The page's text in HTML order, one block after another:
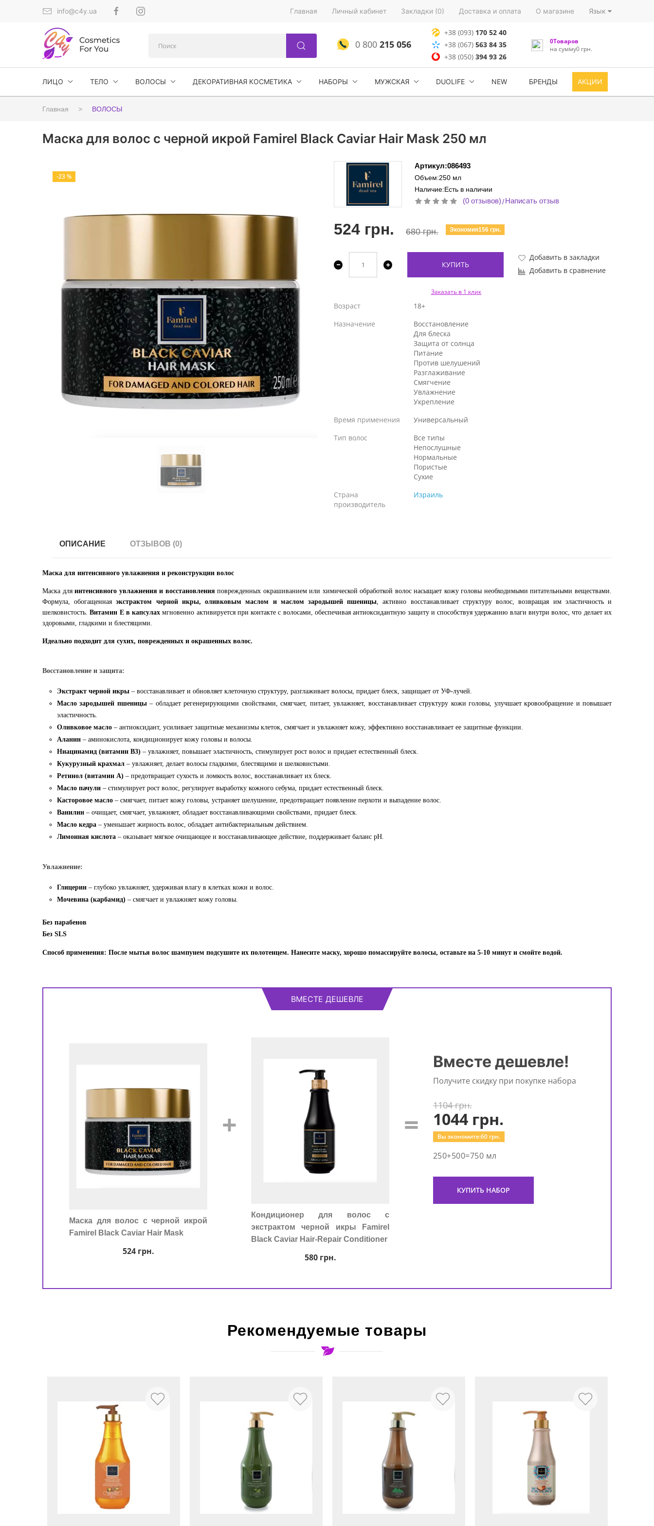
info@c4y.ua Главная Личный кабинет Закладки (0) Доставка и оплата О магазине Язык
0 800215 056
+38 (093) 170 52 40
+38 (067) 563 84 35
+38 (050)394 93 26
0Товаров
на сумму0 грн.
ЛИЦО ТЕЛО ВОЛОСЫ ДЕКОРАТИВНАЯ КОСМЕТИКА НАБОРЫ МУЖСКАЯ DUOLIFE NEW БРЕНДЫ АКЦИИ
Главная ВОЛОСЫ
Маска для волос с черной икрой Famirel Black Caviar Hair Mask 250 мл
-23 %
Артикул:086493
Объем:250 мл
Наличие:Есть в наличии
(0 отзывов)/Написать отзыв
524 грн. 680 грн. Экономия156 грн.
КУПИТЬ
Добавить в закладки
Добавить в сравнение
Заказать в 1 клик
Возраст
18+
Назначение
Восстановление
Для блеска
Защита от солнца
Питание
Против шелушений
Разглаживание
Смягчение
Увлажнение
Укрепление
Время применения
Универсальный
Тип волос
Все типы
Непослушные
Нормальные
Пористые
Сухие
Страна
производитель
Израиль
ОПИСАНИЕ ОТЗЫВОВ (0)
Маска для интенсивного увлажнения и реконструкции волос
Маска дляинтенсивного увлажнения и восстановленияповрежденных окрашиванием или химической обработкой волос насыщает кожу головы необходимыми питательными веществами.
Формула, обогащеннаяэкстрактом черной икры, оливковым маслом и маслом зародышей пшеницы, активно восстанавливает структуру волос, возвращая им эластичность и
шелковистость.Витамин E в капсулах мгновенно активируется при контакте с волосами, обеспечивая антиоксидантную защиту и способствуя удержанию влаги внутри волос, что делает их
здоровыми, гладкими и блестящими.
Идеально подходит для сухих, поврежденных и окрашенных волос.
Восстановление и защита:
Экстракт черной икры – восстанавливает и обновляет клеточную структуру, разглаживает волосы, придает блеск, защищает от УФ-лучей.
Масло зародышей пшеницы– обладает регенерирующими свойствами, смягчает, питает, увлажняет, восстанавливает структуру кожи головы, улучшает кровообращение и повышает
эластичность.
Оливковое масло – антиоксидант, усиливает защитные механизмы клеток, смягчает и увлажняет кожу, эффективно восстанавливает ее защитные функции.
Аланин – аминокислота, кондиционирует кожу головы и волосы.
Ниацинамид (витамин В3) – увлажняет, повышает эластичность, стимулирует рост волос и придает естественный блеск.
Кукурузный крахмал – увлажняет, делает волосы гладкими, блестящими и шелковистыми.
Ретинол (витамин А) – предотвращает сухость и ломкость волос, восстанавливает их блеск.
Масло пачули – стимулирует рост волос, регулирует выработку кожного себума, придает естественный блеск.
Касторовое масло – смягчает, питает кожу головы, устраняет шелушение, предотвращает появление перхоти и выпадение волос.
Ванилин – очищает, смягчает, увлажняет, обладает восстанавливающими свойствами, придает блеск.
Масло кедра – уменьшает жирность волос, обладает антибактериальным действием.
Лимонная кислота – оказывает мягкое очищающее и восстанавливающее действие, поддерживает баланс pH.
Увлажнение:
Глицерин – глубоко увлажняет, удерживая влагу в клетках кожи и волос.
Мочевина (карбамид) – смягчает и увлажняет кожу головы.
Без парабенов
Без SLS
Способ применения: После мытья волос шампунем подсушите их полотенцем. Нанесите маску, хорошо помассируйте волосы, оставьте на 5-10 минут и смойте водой.
ВМЕСТЕ ДЕШЕВЛЕ
Маска для волос с черной икрой
Famirel Black Caviar Hair Mask
524грн.
+
Кондиционер для волос с
экстрактом черной икры Famirel
Black Caviar Hair-Repair Conditioner
580грн.
=
Вместе дешевле!
Получите скидку при покупке набора
1104 грн.
1044 грн.
Вы экономите:60 грн.
250+500=750 мл
КУПИТЬ НАБОР
Рекомендуемые товары